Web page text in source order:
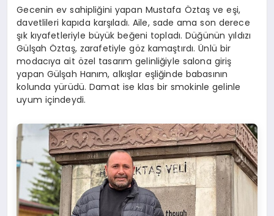
Gecenin ev sahipliğini yapan Mustafa Öztaş ve eşi,
davetlileri kapıda karşıladı. Aile, sade ama son derece
şık kıyafetleriyle büyük beğeni topladı. Düğünün yıldızı
Gülşah Öztaş, zarafetiyle göz kamaştırdı. Ünlü bir
modacıya ait özel tasarım gelinliğiyle salona giriş
yapan Gülşah Hanım, alkışlar eşliğinde babasının
kolunda yürüdü. Damat ise klas bir smokinle gelinle
uyum içindeydi.